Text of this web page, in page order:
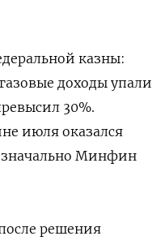
казны:
доходы упали
30%.
июля оказался
Минфин
решения